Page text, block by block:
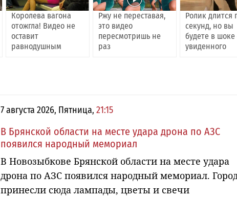
Королева вагона
отожгла! Видео не
оставит
равнодушным
Ржу не переставая,
это видео
пересмотришь не
раз
Ролик длится
секунд, но вы
будете в шоке
увиденного
7 августа 2026, Пятница, 21:15
В Брянской области на месте удара дрона по АЗС
появился народный мемориал
В Новозыбкове Брянской области на месте удара
дрона по АЗС появился народный мемориал.
принесли сюда лампады, цветы и свечи